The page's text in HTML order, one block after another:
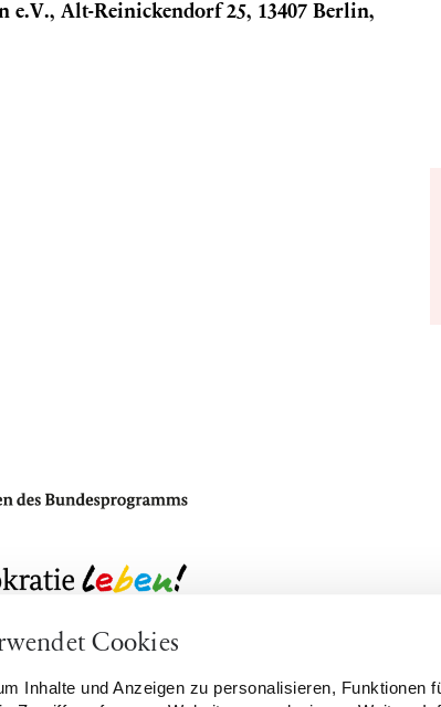
Cookies
Inhalte und Anzeigen zu personalisieren, Funktionen
e.V., Alt-Reinickendorf 25, 13407 Berlin,
Kontakt